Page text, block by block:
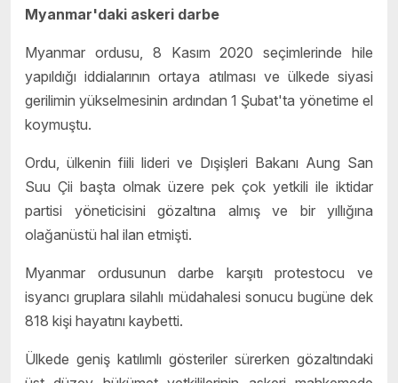
Myanmar'daki askeri darbe
Myanmar ordusu, 8 Kasım 2020 seçimlerinde hile
yapıldığı iddialarının ortaya atılması ve ülkede siyasi
gerilimin yükselmesinin ardından 1 Şubat'ta yönetime el
koymuştu.
Ordu, ülkenin fiili lideri ve Dışişleri Bakanı Aung San
Suu Çii başta olmak üzere pek çok yetkili ile iktidar
partisi yöneticisini gözaltına almış ve bir yıllığına
olağanüstü hal ilan etmişti.
Myanmar ordusunun darbe karşıtı protestocu ve
isyancı gruplara silahlı müdahalesi sonucu bugüne dek
818 kişi hayatını kaybetti.
Ülkede geniş katılımlı gösteriler sürerken gözaltındaki